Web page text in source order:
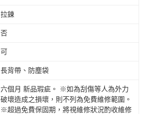
拉鍊
否
可
長背帶、防塵袋
六個月 新品瑕疵。 ※如為刮傷等人為外力
破壞造成之損壞，則不列為免費維修範圍。
※超過免費保固期，將視維修狀況酌收維修